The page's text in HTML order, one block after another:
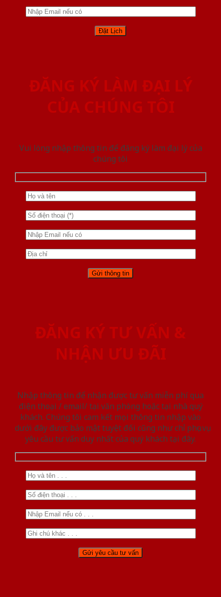
ĐĂNG KÝ LÀM ĐẠI LÝ
CỦA CHÚNG TÔI
Vui lòng nhập thông tin để đăng ký làm đại lý của
chúng tôi
ĐĂNG KÝ TƯ VẤN &
NHẬN ƯU ĐÃI
Nhập thông tin để nhận được tư vấn miễn phí qua
điện thoại / email/ tại văn phòng hoặc tại nhà quý
khách. Chúng tôi cam kết mọi thông tin nhập vào
dưới đây được bảo mật tuyệt đối cũng như chỉ phục vụ
yêu cầu tư vấn duy nhất của quý khách tại đây.